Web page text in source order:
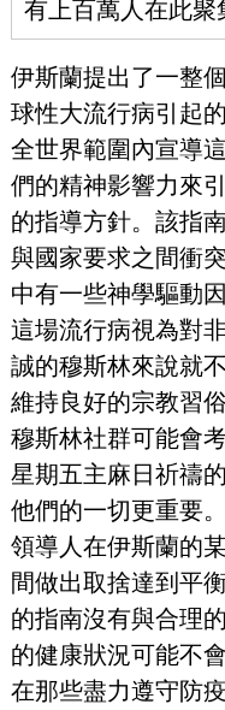
有上百萬人在此聚
伊斯蘭提出了一整
球性大流行病引起
全世界範圍內宣導
們的精神影響力來
的指導方針。該指
與國家要求之間衝
中有一些神學驅動
這場流行病視為對
誠的穆斯林來說就
維持良好的宗教習
穆斯林社群可能會
星期五主麻日祈禱
他們的一切更重要
領導人在伊斯蘭的
間做出取捨達到平
的指南沒有與合理
的健康狀況可能不會
在那些盡力遵守防